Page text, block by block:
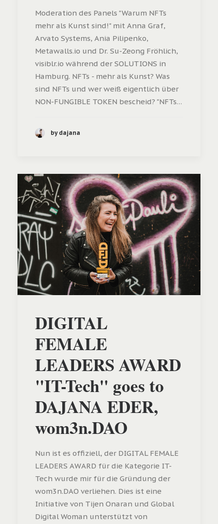
Moderation des Panels "Warum NFTs
mehr als Kunst sind!" mit Anna Graf,
Arvato Systems, Ania Pilipenko,
Metawalls.io und Dr. Su-Zeong Fröhlich,
visiblr.io während der SOLUTIONS in
Hamburg. NFTs - mehr als Kunst? Was
sind NFTs und wer weiß eigentlich über
NON-FUNGIBLE TOKEN bescheid? "NFTs…
by dajana
DIGITAL
FEMALE
LEADERS AWARD
"IT-Tech" goes to
DAJANA EDER,
wom3n.DAO
Nun ist es offiziell, der DIGITAL FEMALE
LEADERS AWARD für die Kategorie IT-
Tech wurde mir für die Gründung der
wom3n.DAO verliehen. Dies ist eine
Initiative von Tijen Onaran und Global
Digital Woman unterstützt von